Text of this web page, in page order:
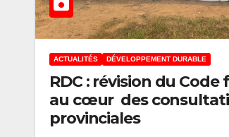
ACTUALITÉS DÉVELOPPEMENT DURABLE
RDC : révision du Code
au cœur des
provinciales
ACTUALITÉS